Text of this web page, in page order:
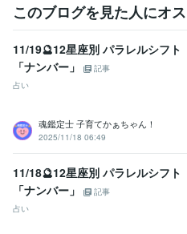
ご相談や鑑定を
お受けいただいた後に
感じていただけますよう
鑑定書を作成しております。
福祉住環境コーディネーター2級
福祉用具専門相談員
得意分野
悩み相談・カウンセリング 【複
【魂の気質から読み解く不登校の悩
シフトメッセージ】
このブログを見た人にオ
11/19🔮12星座別 パラレルシフト
「ナンバー」
記事
占い
魂鑑定士 子育てかぁちゃん！
2025/11/18 06:49
11/18🔮12星座別 パラレルシフト
「ナンバー」
記事
占い